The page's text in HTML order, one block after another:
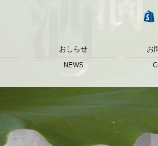
おしらせ
NEWS
お